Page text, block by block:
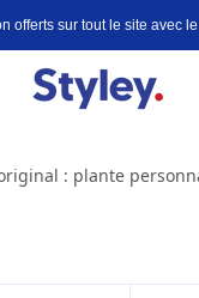
offerts sur tout le site avec
: plante